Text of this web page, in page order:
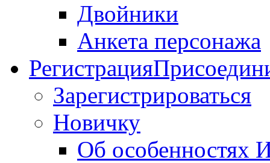
Двойники
Анкета персонажа
Регистрация
Зарегистрироваться
Новичку
Об особенностях